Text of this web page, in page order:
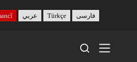
عربي Türkçe فارسی